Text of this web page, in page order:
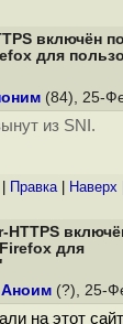
включён по
для
(84), 25-
из SNI.
Правка| Наверх
HTTPS
для
Аноим (?), 25-
на этот